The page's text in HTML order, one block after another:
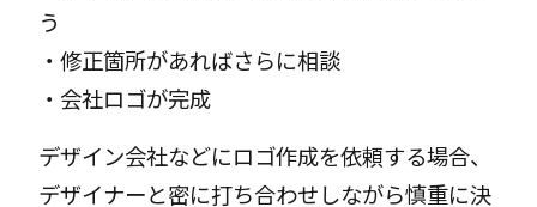
う
・修正箇所があればさらに相談
・会社ロゴが完成
デザイン会社などにロゴ作成を依頼する場合、
デザイナーと密に打ち合わせしながら慎重に決